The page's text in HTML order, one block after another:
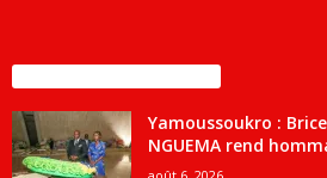
Yamoussoukro :
NGUEMA rend